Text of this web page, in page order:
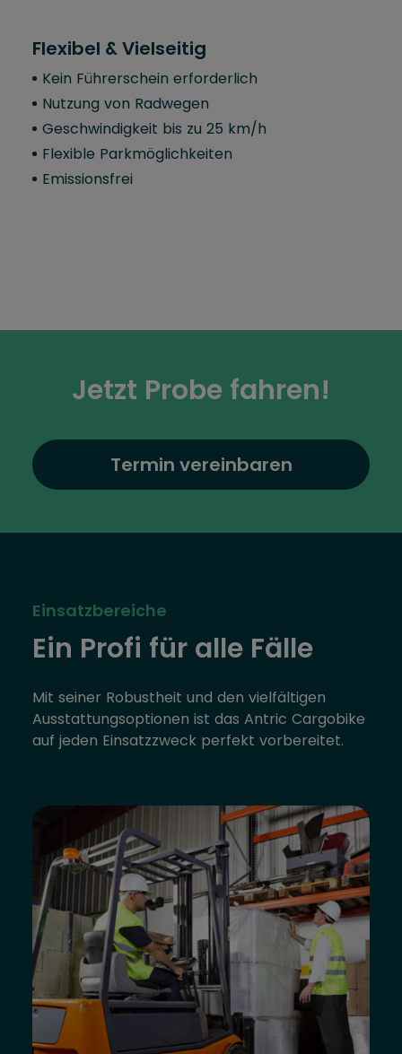
Flexibel & Vielseitig
Kein Führerschein erforderlich
Nutzung von Radwegen
Geschwindigkeit bis zu 25 km/h
Flexible Parkmöglichkeiten
Emissionsfrei
Jetzt Probe fahren!
Termin vereinbaren
Einsatzbereiche
Ein Profi für alle Fälle
Mit seiner Robustheit und den vielfältigen
Ausstattungsoptionen ist das Antric Cargobike
auf jeden Einsatzzweck perfekt vorbereitet.